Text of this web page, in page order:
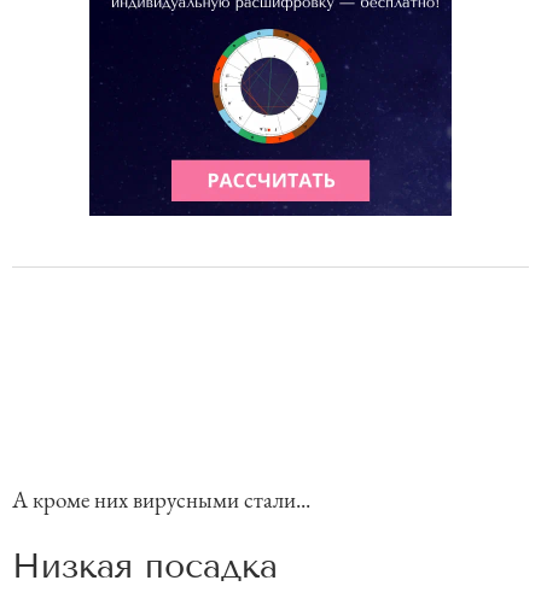
А кроме них вирусными стали...
Низкая посадка